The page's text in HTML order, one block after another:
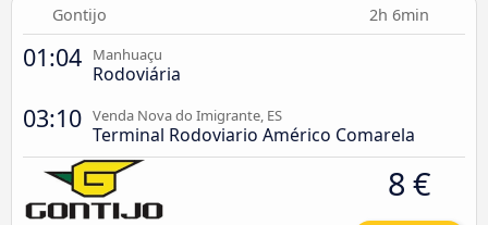
Gontijo 2h 6min
01:04 Manhuaçu
Rodoviária
03:10 Venda Nova do Imigrante, ES
Terminal Rodoviario Américo Comarela
8 €